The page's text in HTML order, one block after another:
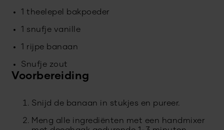
1 theelepel bakpoeder
1 snufje vanille
1 rijpe banaan
Snufje zout
Voorbereiding
Snijd de banaan in stukjes en pureer.
Meng alle ingrediënten met een handmixer